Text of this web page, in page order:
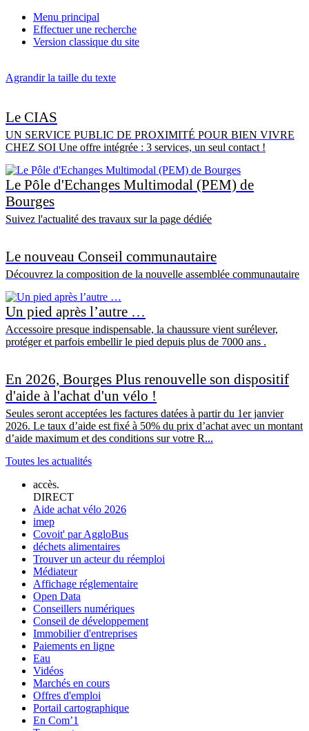
Menu principal
Effectuer une recherche
Version classique du site
Agrandir la taille du texte
Le CIAS
UN SERVICE PUBLIC DE PROXIMITÉ POUR BIEN VIVRE
CHEZ SOI Une offre intégrée : 3 services, un seul contact !
Le Pôle d'Echanges Multimodal (PEM) de
Bourges
Suivez l'actualité des travaux sur la page dédiée
Le nouveau Conseil communautaire
Découvrez la composition de la nouvelle assemblée communautaire
Un pied après l’autre …
Accessoire presque indispensable, la chaussure vient surélever,
protéger et parfois embellir le pied depuis plus de 7000 ans .
En 2026, Bourges Plus renouvelle son dispositif
d'aide à l'achat d'un vélo !
Seules seront acceptées les factures datées à partir du 1er janvier
2026. Le taux d’aide est fixé à 50% du prix d’achat avec un montant
d’aide maximum et des conditions sur votre R...
Toutes les actualités
accès.
DIRECT
Aide achat vélo 2026
imep
Covoit' par AggloBus
déchets alimentaires
Trouver un acteur du réemploi
Médiateur
Affichage réglementaire
Open Data
Conseillers numériques
Conseil de développement
Immobilier d'entreprises
Paiements en ligne
Eau
Vidéos
Marchés en cours
Offres d'emploi
Portail cartographique
En Com’1